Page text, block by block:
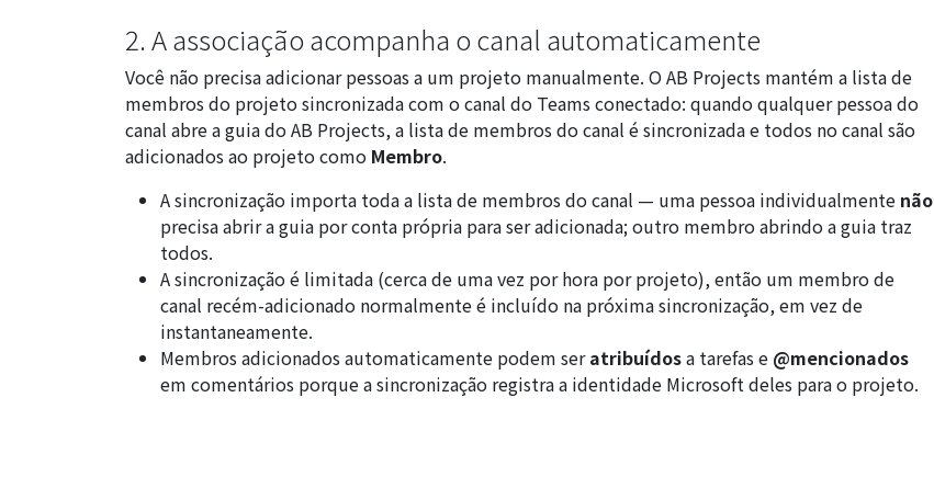
2. A associação acompanha o canal automaticamente
Você não precisa adicionar pessoas a um projeto manualmente. O AB Projects mantém a lista de
membros do projeto sincronizada com o canal do Teams conectado: quando qualquer pessoa do
canal abre a guia do AB Projects, a lista de membros do canal é sincronizada e todos no canal são
adicionados ao projeto como Membro.
A sincronização importa toda a lista de membros do canal — uma pessoa individualmente não
precisa abrir a guia por conta própria para ser adicionada; outro membro abrindo a guia traz
todos.
A sincronização é limitada (cerca de uma vez por hora por projeto), então um membro de
canal recém-adicionado normalmente é incluído na próxima sincronização, em vez de
instantaneamente.
Membros adicionados automaticamente podem seratribuídosa tarefas e @mencionados
em comentários porque a sincronização registra a identidade Microsoft deles para o projeto.